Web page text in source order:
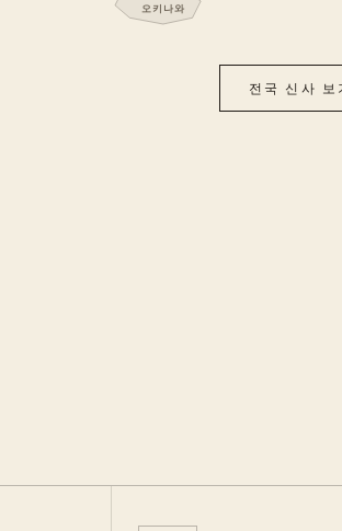
오키나와
전국 신사